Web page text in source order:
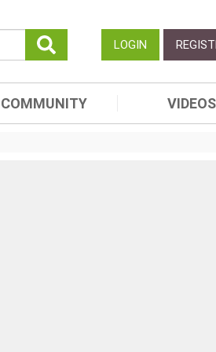
LOGIN
COMMUNITY VIDEOS